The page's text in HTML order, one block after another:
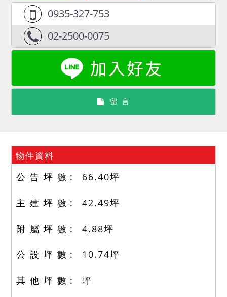
0935-327-753
02-2500-0075
留 言
物件資料
公 告 坪 數 66.40坪
主 建 坪 數 42.49坪
附 屬 坪 數 4.88坪
公 設 坪 數 10.74坪
其 他 坪 數 坪